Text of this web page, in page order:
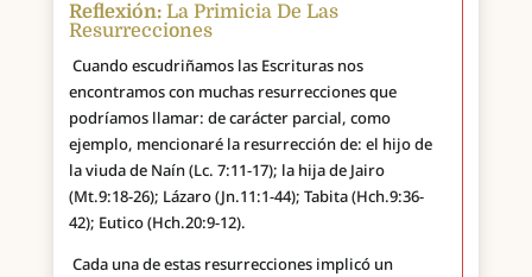
Reflexión: La Primicia De Las
Resurrecciones
Cuando escudriñamos las Escrituras nos
encontramos con muchas resurrecciones que
podríamos llamar: de carácter parcial, como
ejemplo, mencionaré la resurrección de: el hijo de
la viuda de Naín (Lc. 7:11-17); la hija de Jairo
(Mt.9:18-26); Lázaro (Jn.11:1-44); Tabita (Hch.9:36-
42); Eutico (Hch.20:9-12).
Cada una de estas resurrecciones implicó un